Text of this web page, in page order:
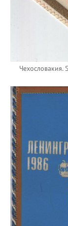
Чехословакия.